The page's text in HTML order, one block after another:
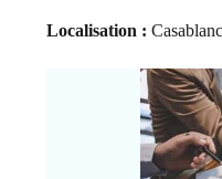
Localisation :